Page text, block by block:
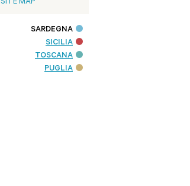
SITE MAP
SARDEGNA
SICILIA
TOSCANA
PUGLIA